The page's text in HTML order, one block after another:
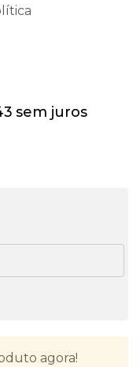
sem juros
agora!